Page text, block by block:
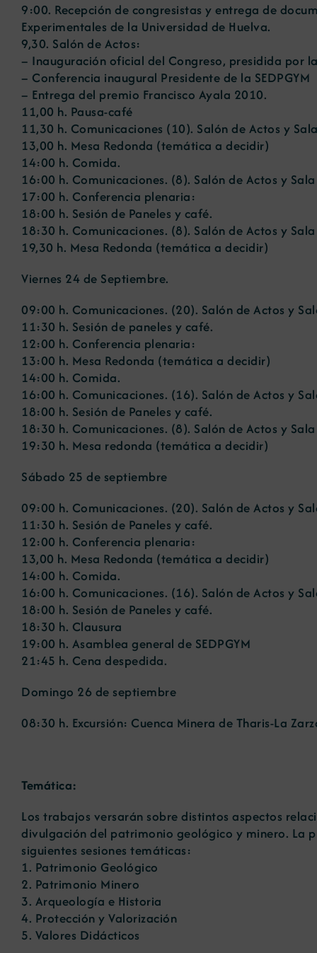
9:00. Recepción de congresistas y entrega de
Experimentales de la Universidad de Huelva.
9,30. Salón de Actos:
– Inauguración oficial del Congreso, presidida por
– Conferencia inaugural Presidente de la SEDPGYM
– Entrega del premio Francisco Ayala 2010.
11,00 h. Pausa-café
11,30 h. Comunicaciones (10). Salón de Actos y
13,00 h. Mesa Redonda (temática a decidir)
14:00 h. Comida.
16:00 h. Comunicaciones. (8). Salón de Actos y
17:00 h. Conferencia plenaria:
18:00 h. Sesión de Paneles y café.
18:30 h. Comunicaciones. (8). Salón de Actos y
19,30 h. Mesa Redonda (temática a decidir)
Viernes 24 de Septiembre.
09:00 h. Comunicaciones. (20). Salón de Actos y
11:30 h. Sesión de paneles y café.
12:00 h. Conferencia plenaria:
13:00 h. Mesa Redonda (temática a decidir)
14:00 h. Comida.
16:00 h. Comunicaciones. (16). Salón de Actos y
18:00 h. Sesión de Paneles y café.
18:30 h. Comunicaciones. (8). Salón de Actos y
19:30 h. Mesa redonda (temática a decidir)
Sábado 25 de septiembre
09:00 h. Comunicaciones. (20). Salón de Actos y
11:30 h. Sesión de Paneles y café.
12:00 h. Conferencia plenaria:
13,00 h. Mesa Redonda (temática a decidir)
14:00 h. Comida.
16:00 h. Comunicaciones. (16). Salón de Actos y
18:00 h. Sesión de Paneles y café.
18:30 h. Clausura
19:00 h. Asamblea general de SEDPGYM
21:45 h. Cena despedida.
Domingo 26 de septiembre
08:30 h. Excursión: Cuenca Minera de Tharis-La
Temática:
Los trabajos versarán sobre distintos aspectos
divulgación del patrimonio geológico y minero. La
siguientes sesiones temáticas:
1. Patrimonio Geológico
2. Patrimonio Minero
3. Arqueología e Historia
4. Protección y Valorización
5. Valores Didácticos